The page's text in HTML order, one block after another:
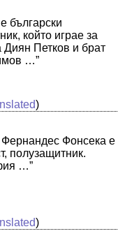
български
който играе за
Петков и брат
…”
)
Фернандес Фонсека е
полузащитник.
…”
)